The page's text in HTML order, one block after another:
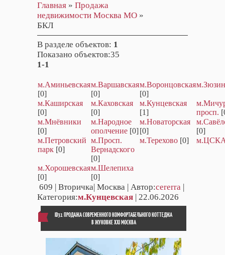
Главная » Продажа
недвижимости Москва МО »
БКЛ
В разделе объектов: 1
Показано объектов:35
1-1
м.Аминьевская
[0]
м.Варшавская
[0]
м.Воронцовская
[0]
м.Каширская
[0]
м.Каховская
[0]
м.Кунцевская
[1]
просп.
м.Мнёвники
[0]
м.Народное
ополчение [0]
м.Новаторская
[0]
[0]
м.Петровский
парк [0]
м.Просп.
Вернадского
[0]
м.Терехово [0]
м.Хорошевская
[0]
м.Шелепиха
[0]
609 | Вторичка| Москва | Автор:cererra
Категория:м.Кунцевская | 22.06.2026
ID31 ПРОДАЖА СОВРЕМЕННОГО КОМФОРТАБЕЛЬНОГО КОТТЕДЖА
В ЖУКОВКЕ XXI МОСКВА